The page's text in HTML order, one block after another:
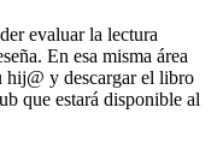
evaluar la lectura
En esa misma área
hij@ y descargar el libro
que estará disponible al